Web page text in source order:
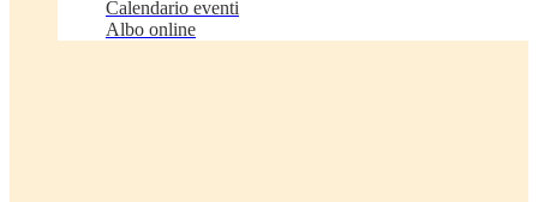
Calendario eventi
Albo online